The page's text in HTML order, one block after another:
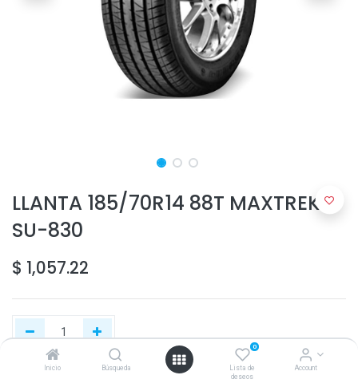
Inicio Búsqueda
0
Lista de
deseos
Account
LLANTA 185/70R14 88T MAXTREK
SU-830
$ 1,057.22